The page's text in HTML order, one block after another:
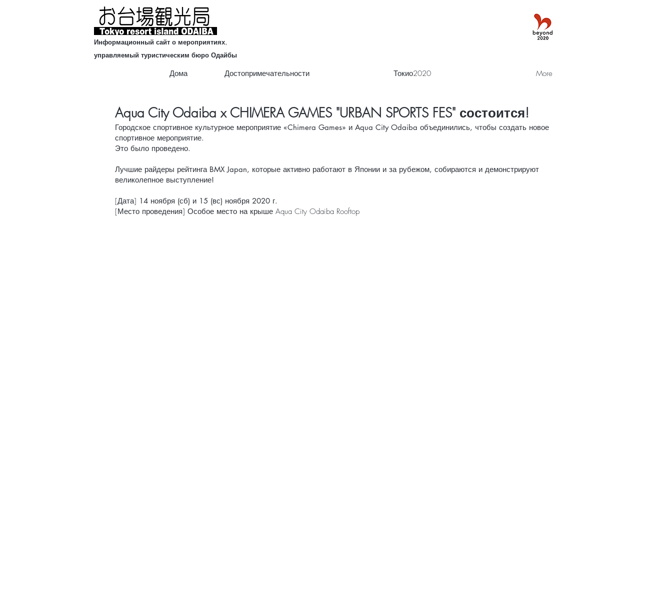
Информационный сайт о мероприятиях,
управляемый туристическим бюро Одайбы
Дома Достопримечательности Токио2020 More
Aqua City Odaiba x CHIMERA GAMES "URBAN SPORTS FES" состоится!
Городское спортивное культурное мероприятие «Chimera Games» и Aqua City Odaiba объединились, чтобы создать новое
спортивное мероприятие.
Это было проведено.
Лучшие райдеры рейтинга BMX Japan, которые активно работают в Японии и за рубежом, собираются и демонстрируют
великолепное выступление!
[Дата] 14 ноября (сб) и 15 (вс) ноября 2020 г.
[Место проведения] Особое место на крыше Aqua City Odaiba Rooftop